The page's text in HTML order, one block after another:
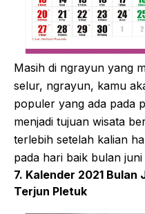
Masih di ngrayun yang
selur, ngrayun, kamu
populer yang ada pada
menjadi tujuan wisata
terlebih setelah kalian
pada hari baik bulan juni
7. Kalender 2021
Terjun Pletuk